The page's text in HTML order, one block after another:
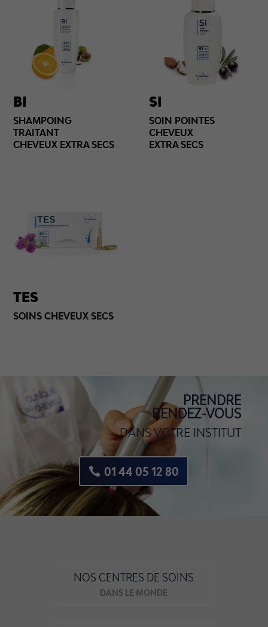
BI
SHAMPOING
TRAITANT
CHEVEUX EXTRA SECS
SI
SOIN POINTES
CHEVEUX
EXTRA SECS
TES
SOINS CHEVEUX SECS
PRENDRE
RENDEZ-VOUS
DANS VOTRE INSTITUT
01 44 05 12 80
NOS CENTRES DE SOINS
DANS LE MONDE